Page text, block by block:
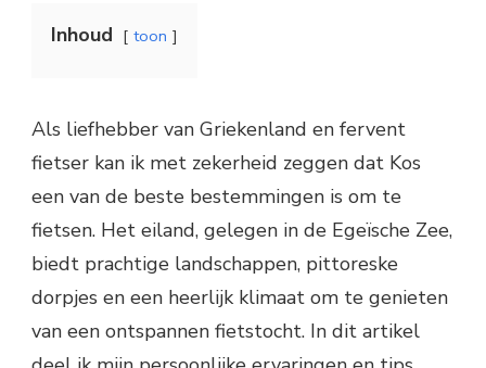
Inhoud toon
Als liefhebber van Griekenland en fervent
fietser kan ik met zekerheid zeggen dat Kos
een van de beste bestemmingen is om te
fietsen. Het eiland, gelegen in de Egeïsche Zee,
biedt prachtige landschappen, pittoreske
dorpjes en een heerlijk klimaat om te genieten
van een ontspannen fietstocht. In dit artikel